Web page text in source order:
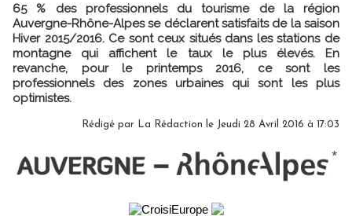
65 % des professionnels du tourisme de la région
Auvergne-Rhône-Alpes se déclarent satisfaits de la saison
Hiver 2015/2016. Ce sont ceux situés dans les stations de
montagne qui affichent le taux le plus élevés. En
revanche, pour le printemps 2016, ce sont les
professionnels des zones urbaines qui sont les plus
optimistes.
Rédigé par La Rédaction le Jeudi 28 Avril 2016 à 17:03